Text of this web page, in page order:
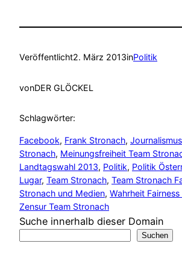
Veröffentlicht2. März 2013inPolitik
vonDER GLÖCKEL
Schlagwörter:
Facebook, Frank Stronach,
Stronach, Meinungsfreiheit Team
Landtagswahl 2013, Politik, Politik
Lugar, Team Stronach, Team Stronach
Stronach und Medien, Wahrheit
Zensur Team Stronach
Suche innerhalb dieser Domain
Suchen